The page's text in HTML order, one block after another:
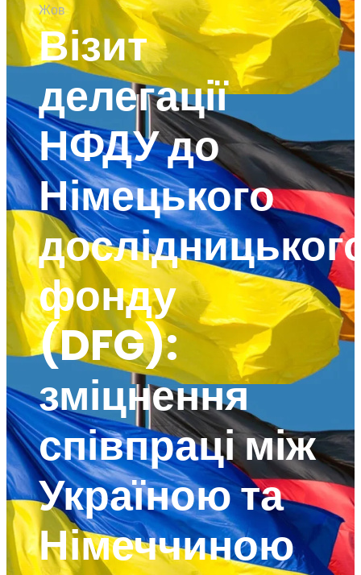
Жов
Візит
делегації
НФДУ до
Німецького
фонду
(DFG):
зміцнення
співпраці між
Україною та
Німеччиною